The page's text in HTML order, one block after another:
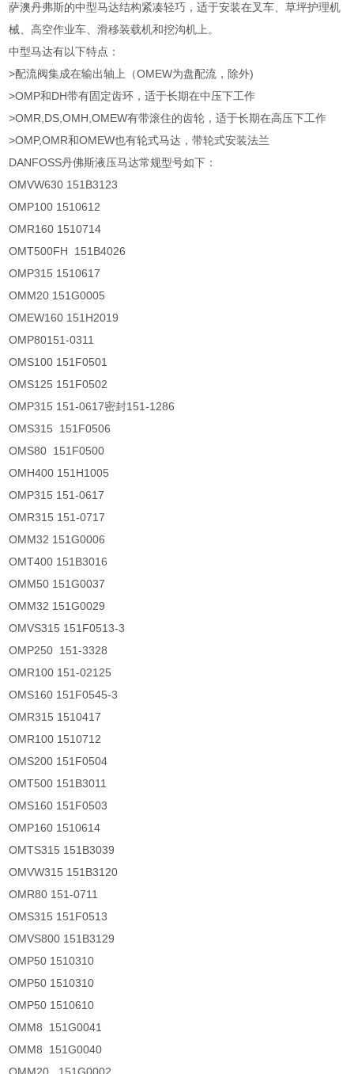
萨澳丹弗斯的中型马达结构紧凑轻巧，适于安装在叉车、草坪护理机
械、高空作业车、滑移装载机和挖沟机上。
中型马达有以下特点：
>配流阀集成在输出轴上（OMEW为盘配流，除外)
>OMP和DH带有固定齿环，适于长期在中压下工作
>OMR,DS,OMH,OMEW有带滚住的齿轮，适于长期在高压下工作
>OMP,OMR和OMEW也有轮式马达，带轮式安装法兰
DANFOSS丹佛斯液压马达常规型号如下：
OMVW630 151B3123
OMP100 1510612
OMR160 1510714
OMT500FH 151B4026
OMP315 1510617
OMM20 151G0005
OMEW160 151H2019
OMP80151-0311
OMS100 151F0501
OMS125 151F0502
OMP315 151-0617密封151-1286
OMS315 151F0506
OMS80 151F0500
OMH400 151H1005
OMP315 151-0617
OMR315 151-0717
OMM32 151G0006
OMT400 151B3016
OMM50 151G0037
OMM32 151G0029
OMVS315 151F0513-3
OMP250 151-3328
OMR100 151-02125
OMS160 151F0545-3
OMR315 1510417
OMR100 1510712
OMS200 151F0504
OMT500 151B3011
OMS160 151F0503
OMP160 1510614
OMTS315 151B3039
OMVW315 151B3120
OMR80 151-0711
OMS315 151F0513
OMVS800 151B3129
OMP50 1510310
OMP50 1510310
OMP50 1510610
OMM8 151G0041
OMM8 151G0040